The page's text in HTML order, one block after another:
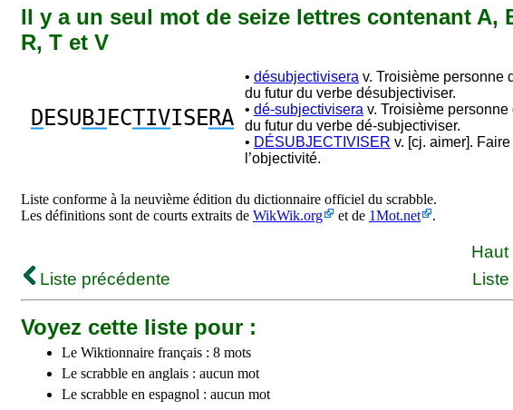
Il y a un seul mot de seize lettres contenant A,
R, T et V
DESUBJ ECTIVISERA
• désubjectivisera v. Troisième personne
du futur du verbe désubjectiviser.
• dé-subjectivisera v. Troisième
du futur du verbe dé-subjectiviser.
• DÉSUBJECTIVISER v. [cj. aimer].
l’objectivité.
Liste conforme à la neuvième édition du dictionnaire officiel du scrabble.
Les définitions sont de courts extraits de WikWik.org et de 1Mot.net .
Haut
Liste précédente
Voyez cette liste pour :
Le Wiktionnaire français : 8 mots
Le scrabble en anglais : aucun mot
Le scrabble en espagnol : aucun mot